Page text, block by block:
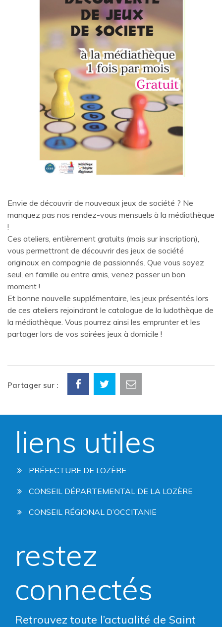
Envie de découvrir de nouveaux jeux de société ? Ne
manquez pas nos rendez-vous mensuels à la médiathèque
!
Ces ateliers, entièrement gratuits (mais sur inscription),
vous permettront de découvrir des jeux de société
originaux en compagnie de passionnés. Que vous soyez
seul, en famille ou entre amis, venez passer un bon
moment !
Et bonne nouvelle supplémentaire, les jeux présentés lors
de ces ateliers rejoindront le catalogue de la ludothèque de
la médiathèque. Vous pourrez ainsi les emprunter et les
partager lors de vos soirées jeux à domicile !
Partager sur :
liens utiles
PRÉFECTURE DE LOZÈRE
CONSEIL DÉPARTEMENTAL DE LA LOZÈRE
CONSEIL RÉGIONAL D’OCCITANIE
restez
connectés
Retrouvez toute l’actualité de Saint